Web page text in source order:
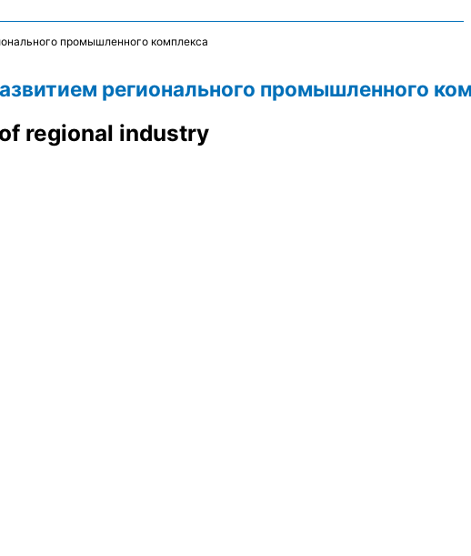
промышленного комплекса
регионального промышленного
regional industry